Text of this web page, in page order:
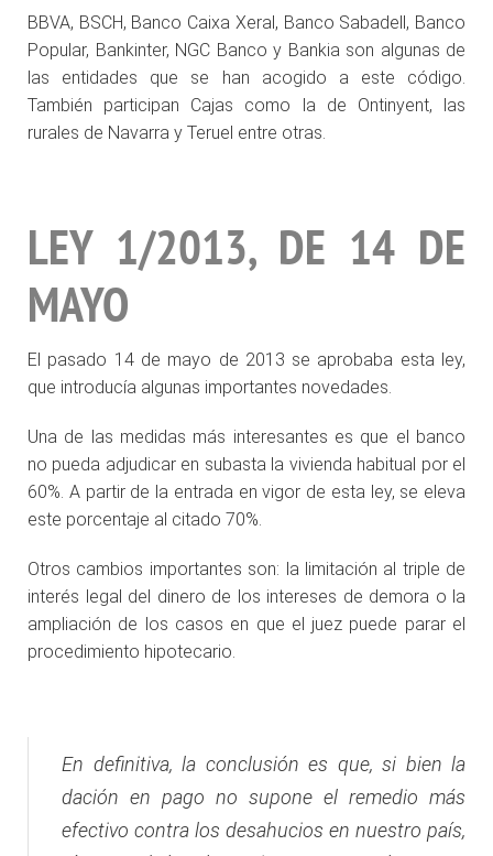
BBVA, BSCH, Banco Caixa Xeral, Banco Sabadell, Banco
Popular, Bankinter, NGC Banco y Bankia son algunas de
las entidades que se han acogido a este código.
También participan Cajas como la de Ontinyent, las
rurales de Navarra y Teruel entre otras.
LEY 1/2013, DE 14 DE
MAYO
El pasado 14 de mayo de 2013 se aprobaba esta ley,
que introducía algunas importantes novedades.
Una de las medidas más interesantes es que el banco
no pueda adjudicar en subasta la vivienda habitual por el
60%. A partir de la entrada en vigor de esta ley, se eleva
este porcentaje al citado 70%.
Otros cambios importantes son: la limitación al triple de
interés legal del dinero de los intereses de demora o la
ampliación de los casos en que el juez puede parar el
procedimiento hipotecario.
En definitiva, la conclusión es que, si bien la
dación en pago no supone el remedio más
efectivo contra los desahucios en nuestro país,